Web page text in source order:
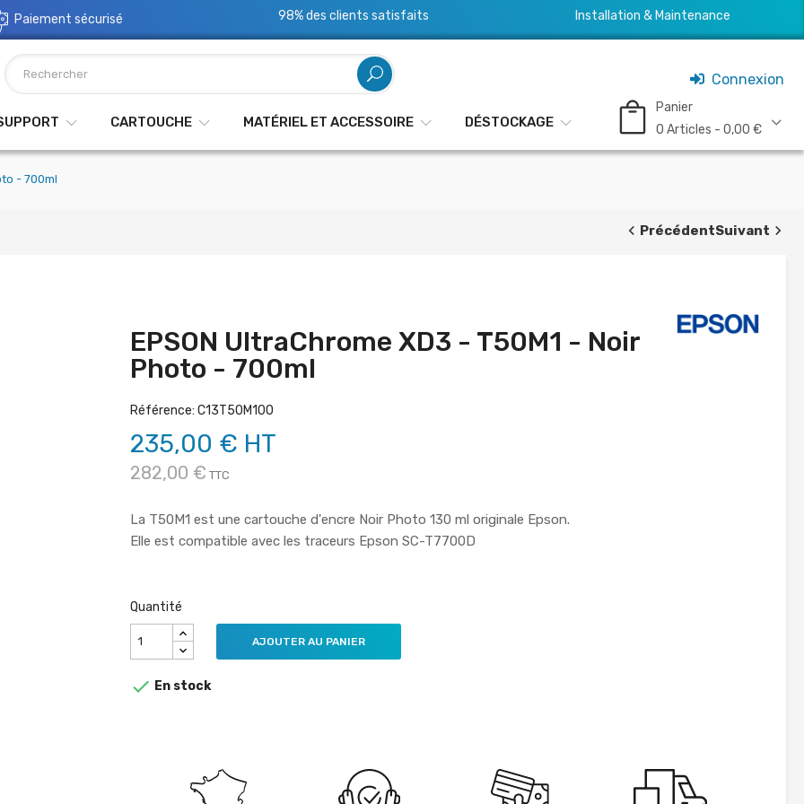
Paiement sécurisé 98% des clients satisfaits Installation & Maintenance
CARTOUCHE MATÉRIEL ET ACCESSOIRE DÉSTOCKAGE
Connexion
Panier
0 Articles - 0,00 €
- 700ml
PrécédentSuivant
EPSON UltraChrome XD3 - T50M1 - Noir
Photo - 700ml
Référence: C13T50M100
235,00 € HT
282,00 € TTC
La T50M1 est une cartouche d'encre Noir Photo 130 ml originale Epson.
Elle est compatible avec les traceurs Epson SC-T7700D
Quantité
AJOUTER AU PANIER
 En stock